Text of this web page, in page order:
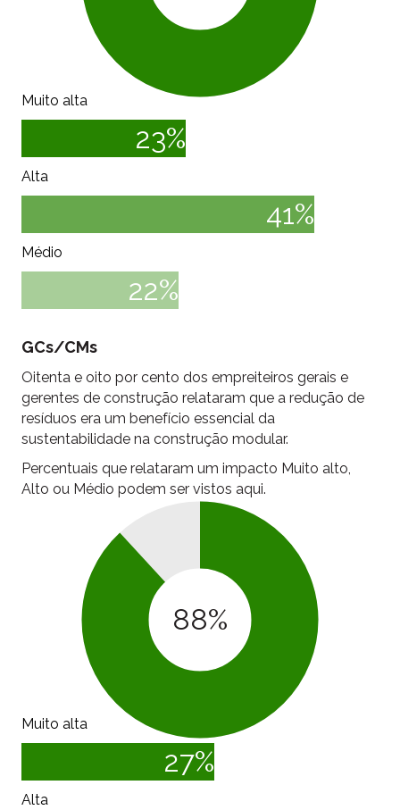
Muito alta
23%
Alta
41%
Médio
22%
GCs/CMs
Oitenta e oito por cento dos empreiteiros gerais e
gerentes de construção relataram que a redução de
resíduos era um benefício essencial da
sustentabilidade na construção modular.
Percentuais que relataram um impacto Muito alto,
Alto ou Médio podem ser vistos aqui.
88%
Muito alta
27%
Alta